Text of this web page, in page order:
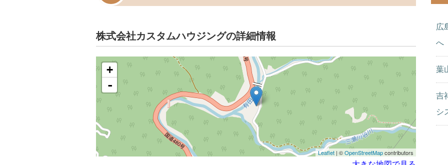
株式会社カスタムハウジングの詳細情報
+
-
Leaflet | ©OpenStreetMapcontributors
広
へ
葉
吉
シ